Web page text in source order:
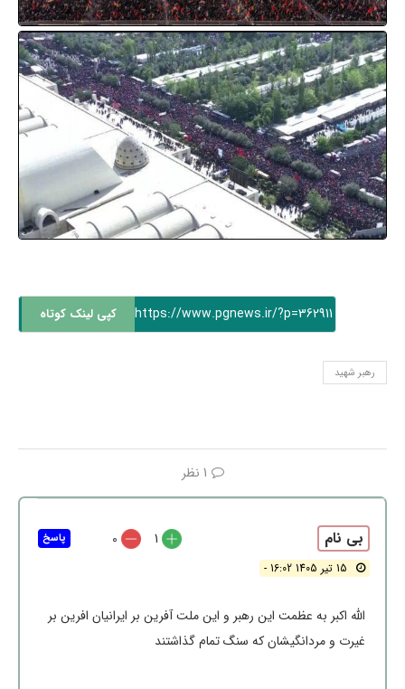
https://www.pgnews.ir/?p=362911 کپی لینک کوتاه
رهبر شهید
1 نظر
بی نام
15 تیر 1405 16:02 -
1
0
الله اکبر به عظمت این رهبر و این ملت آفرین بر ایرانیان افرین بر
غیرت و مردانگیشان که سنگ تمام گذاشتند
پاسخ